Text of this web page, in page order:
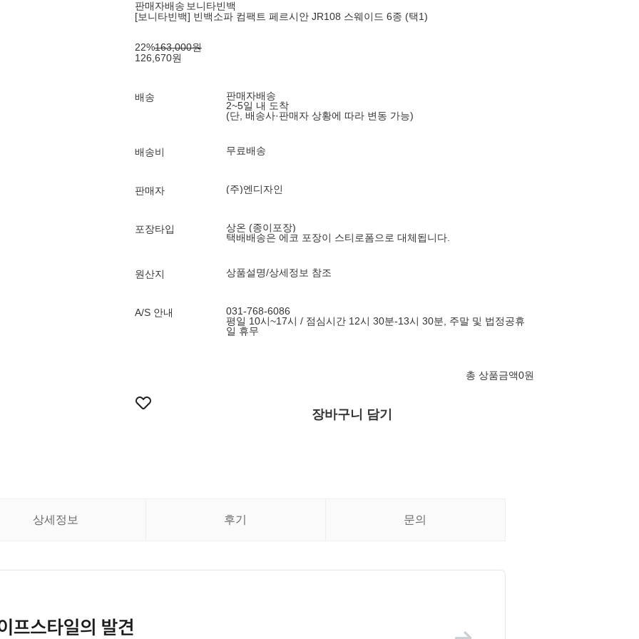
판매자배송 보니타빈백
[보니타빈백] 빈백소파 컴팩트 페르시안 JR108 스웨이드 6종 (택1)
22%163,000원
126,670원
배송
판매자배송
2~5일 내 도착
(단, 배송사·판매자 상황에 따라 변동 가능)
배송비 무료배송
판매자 (주)엔디자인
포장타입
상온 (종이포장)
택배배송은 에코 포장이 스티로폼으로 대체됩니다.
원산지 상품설명/상세정보 참조
A/S 안내
031-768-6086
평일 10시~17시 / 점심시간 12시 30분-13시 30분, 주말 및 법정공휴
일 휴무
총 상품금액0원
장바구니 담기
상세정보 후기 문의